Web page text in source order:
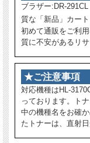
ブラザー:DR-
質な「新品」カート
初めて通販をご利
質に不安があるリ
★ご注意事項
対応機種はHL-
っております。ト
中の機種名をお確
たトナーは、直射